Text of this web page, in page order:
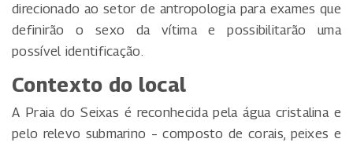
direcionado ao setor de antropologia para exames que
definirão o sexo da vítima e possibilitarão uma
possível identificação.
Contexto do local
A Praia do Seixas é reconhecida pela água cristalina e
pelo relevo submarino – composto de corais, peixes e